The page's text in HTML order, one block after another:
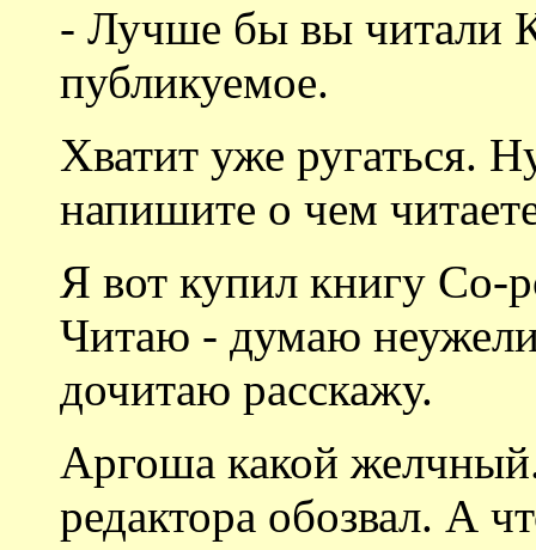
- Лучше бы вы читали
публикуемое.
Хватит уже ругаться.
напишите о чем
Я вот купил книгу Со-
Читаю - думаю
дочитаю расскажу.
Аргоша какой
редактора обозвал. А